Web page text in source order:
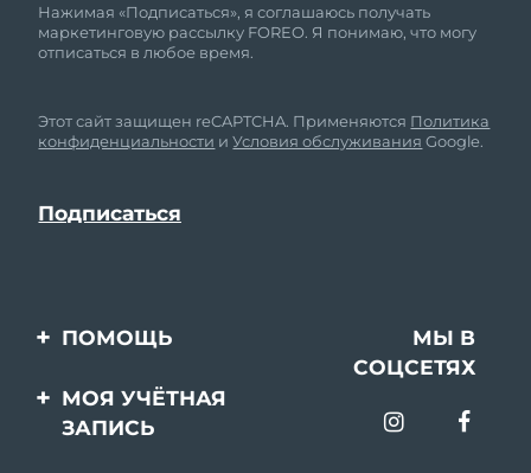
Нажимая «Подписаться», я соглашаюсь получать
маркетинговую рассылку FOREO. Я понимаю, что могу
отписаться в любое время.
Этот сайт защищен reCAPTCHA. Применяются Политика
конфиденциальности иУсловия обслуживания Google.
ПОМОЩЬ
Свяжитесь с нами
Заказ и доставка
МЫ В
СОЦСЕТЯХ
МОЯ УЧЁТНАЯ
ЗАПИСЬ